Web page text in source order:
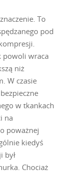
To
pod
powoli wraca
niż
W czasie
w tkankach
na
poważnej
kiedyś
był
Chociaż